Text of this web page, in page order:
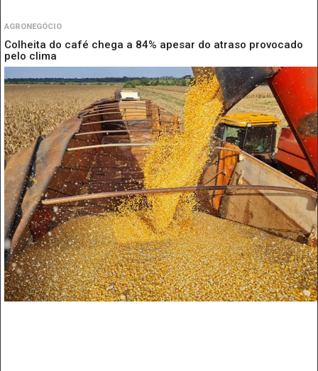
AGRONEGÓCIO
Colheita do café chega a 84% apesar do atraso provocado
pelo clima